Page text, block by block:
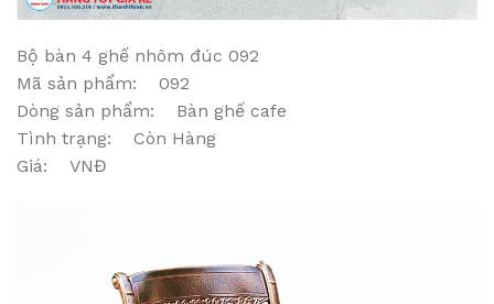
Bộ bàn 4 ghế nhôm đúc 092
Mã sản phẩm: 092
Dòng sản phẩm: Bàn ghế cafe
Tình trạng: Còn Hàng
Giá: VNĐ